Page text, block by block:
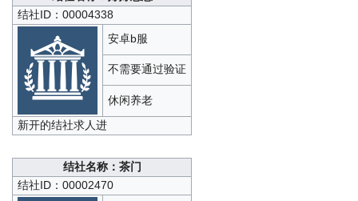
结社ID：00004338
安卓b服
不需要通过验证
休闲养老
新开的结社求人进
结社名称：茶门
结社ID：00002470